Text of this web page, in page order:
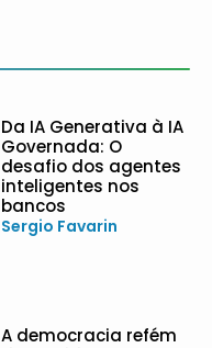
Da IA Generativa à IA
Governada: O
desafio dos agentes
inteligentes nos
bancos
Sergio Favarin
A democracia refém